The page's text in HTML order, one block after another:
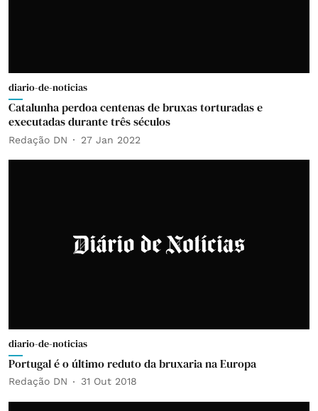
diario-de-noticias
Catalunha perdoa centenas de bruxas torturadas e
executadas durante três séculos
Redação DN 27 Jan 2022
diario-de-noticias
Portugal é o último reduto da bruxaria na Europa
Redação DN 31 Out 2018